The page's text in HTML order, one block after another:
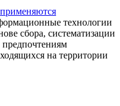
применяются
технологии
сбора, систематизации
предпочтениям
на территории